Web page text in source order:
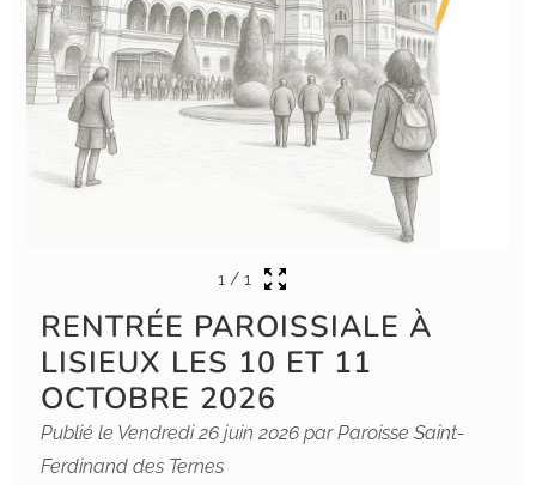
1 / 1
RENTRÉE PAROISSIALE À
LISIEUX LES 10 ET 11
OCTOBRE 2026
Publié le Vendredi 26 juin 2026 par Paroisse Saint-
Ferdinand des Ternes